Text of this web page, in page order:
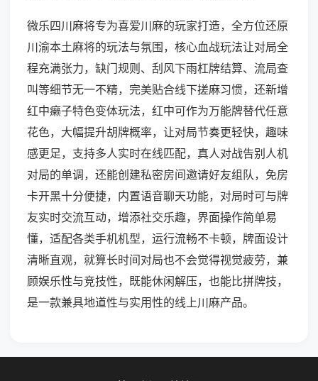
微乐四川麻将专为喜爱川麻的玩家打造，全方位还原
川渝本土麻将的玩法与氛围，核心血战玩法让对局全
程充满张力，缺门规则、刮风下雨杠牌结算、流局查
叫等细节无一不精，完美贴合线下搓麻习惯，还新增
红中癞子特色变体玩法，红中可作为万能牌替代任意
花色，大幅提升胡牌概率，让对局节奏更轻快，趣味
感更足，支持多人实时在线匹配，真人对战告别人机
对局的单调，还能创建私密房间邀请好友组队，免房
卡开黑十分便捷，内置语音聊天功能，对局时可与牌
友实时交流互动，增添社交乐趣，界面操作简单易
懂，适配各类手机机型，运行流畅不卡顿，牌面设计
清晰直观，就算长时间对局也不会觉得视觉疲劳，兼
顾娱乐性与竞技性，既能休闲解压，也能比拼牌技，
是一款兼具地道性与实用性的线上川麻产品。